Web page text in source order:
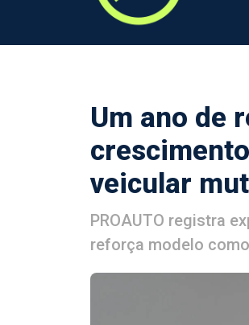
Um ano de
veicular
PROAUTO registra
reforça modelo